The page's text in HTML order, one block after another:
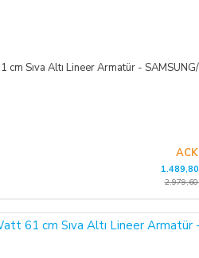
Sıva Altı Lineer Armatür -
ACK
2.979,60